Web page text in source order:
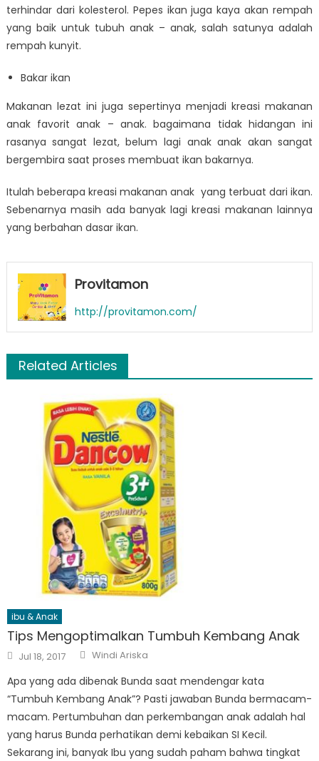
terhindar dari kolesterol. Pepes ikan juga kaya akan rempah
yang baik untuk tubuh anak – anak, salah satunya adalah
rempah kunyit.
Bakar ikan
Makanan lezat ini juga sepertinya menjadi kreasi makanan
anak favorit anak – anak. bagaimana tidak hidangan ini
rasanya sangat lezat, belum lagi anak anak akan sangat
bergembira saat proses membuat ikan bakarnya.
Itulah beberapa kreasi makanan anak yang terbuat dari ikan.
Sebenarnya masih ada banyak lagi kreasi makanan lainnya
yang berbahan dasar ikan.
Provitamon
http://provitamon.com/
Related Articles
ibu & Anak
Tips Mengoptimalkan Tumbuh Kembang Anak
Posted
on
Jul 18, 2017 Author
Windi Ariska
Apa yang ada dibenak Bunda saat mendengar kata
“Tumbuh Kembang Anak”? Pasti jawaban Bunda bermacam-
macam. Pertumbuhan dan perkembangan anak adalah hal
yang harus Bunda perhatikan demi kebaikan SI Kecil.
Sekarang ini, banyak Ibu yang sudah paham bahwa tingkat